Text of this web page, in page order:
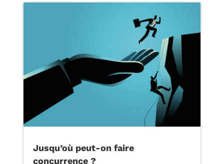
Jusqu’où peut-on faire
concurrence ?